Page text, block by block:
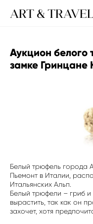
ART & TRAVEL
Аукцион белого
замке Гринцане
Белый трюфель города
Пьемонт в Италии,
Итальянских Альп.
Белый трюфели – гриб и
вырастить, так как он
захочет, хотя